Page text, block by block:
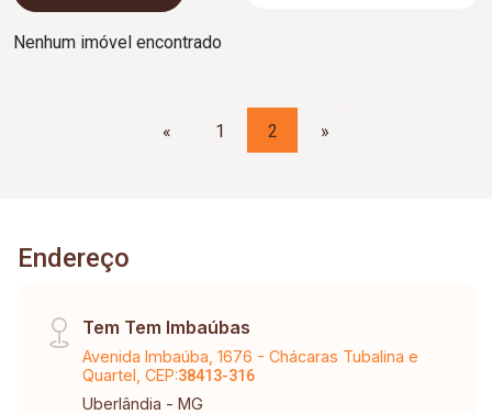
Nenhum imóvel encontrado
« 1 2 »
Endereço
Tem Tem Imbaúbas
Avenida Imbaúba, 1676 - Chácaras Tubalina e
Quartel, CEP:38413-316
Uberlândia - MG